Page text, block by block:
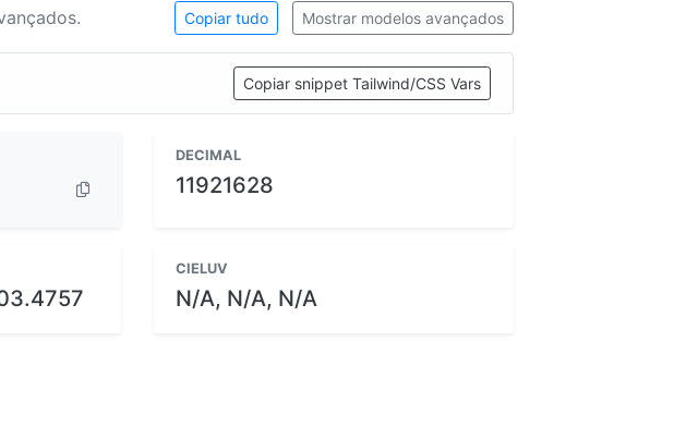
Copiar tudo Mostrar modelos avançados
Copiar snippet Tailwind/CSS Vars
DECIMAL
11921628
CIELUV
N/A, N/A, N/A